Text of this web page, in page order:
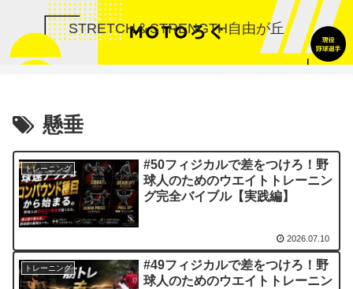
STRETCH＆STRENGTH自由が丘
懸垂
トレーニング
#50フィジカルで差をつけろ！野
球人のためのウエイトトレーニン
グ完全バイブル【実践編】
2026.07.10
トレーニング
#49フィジカルで差をつけろ！野
球人のためのウエイトトレーニン